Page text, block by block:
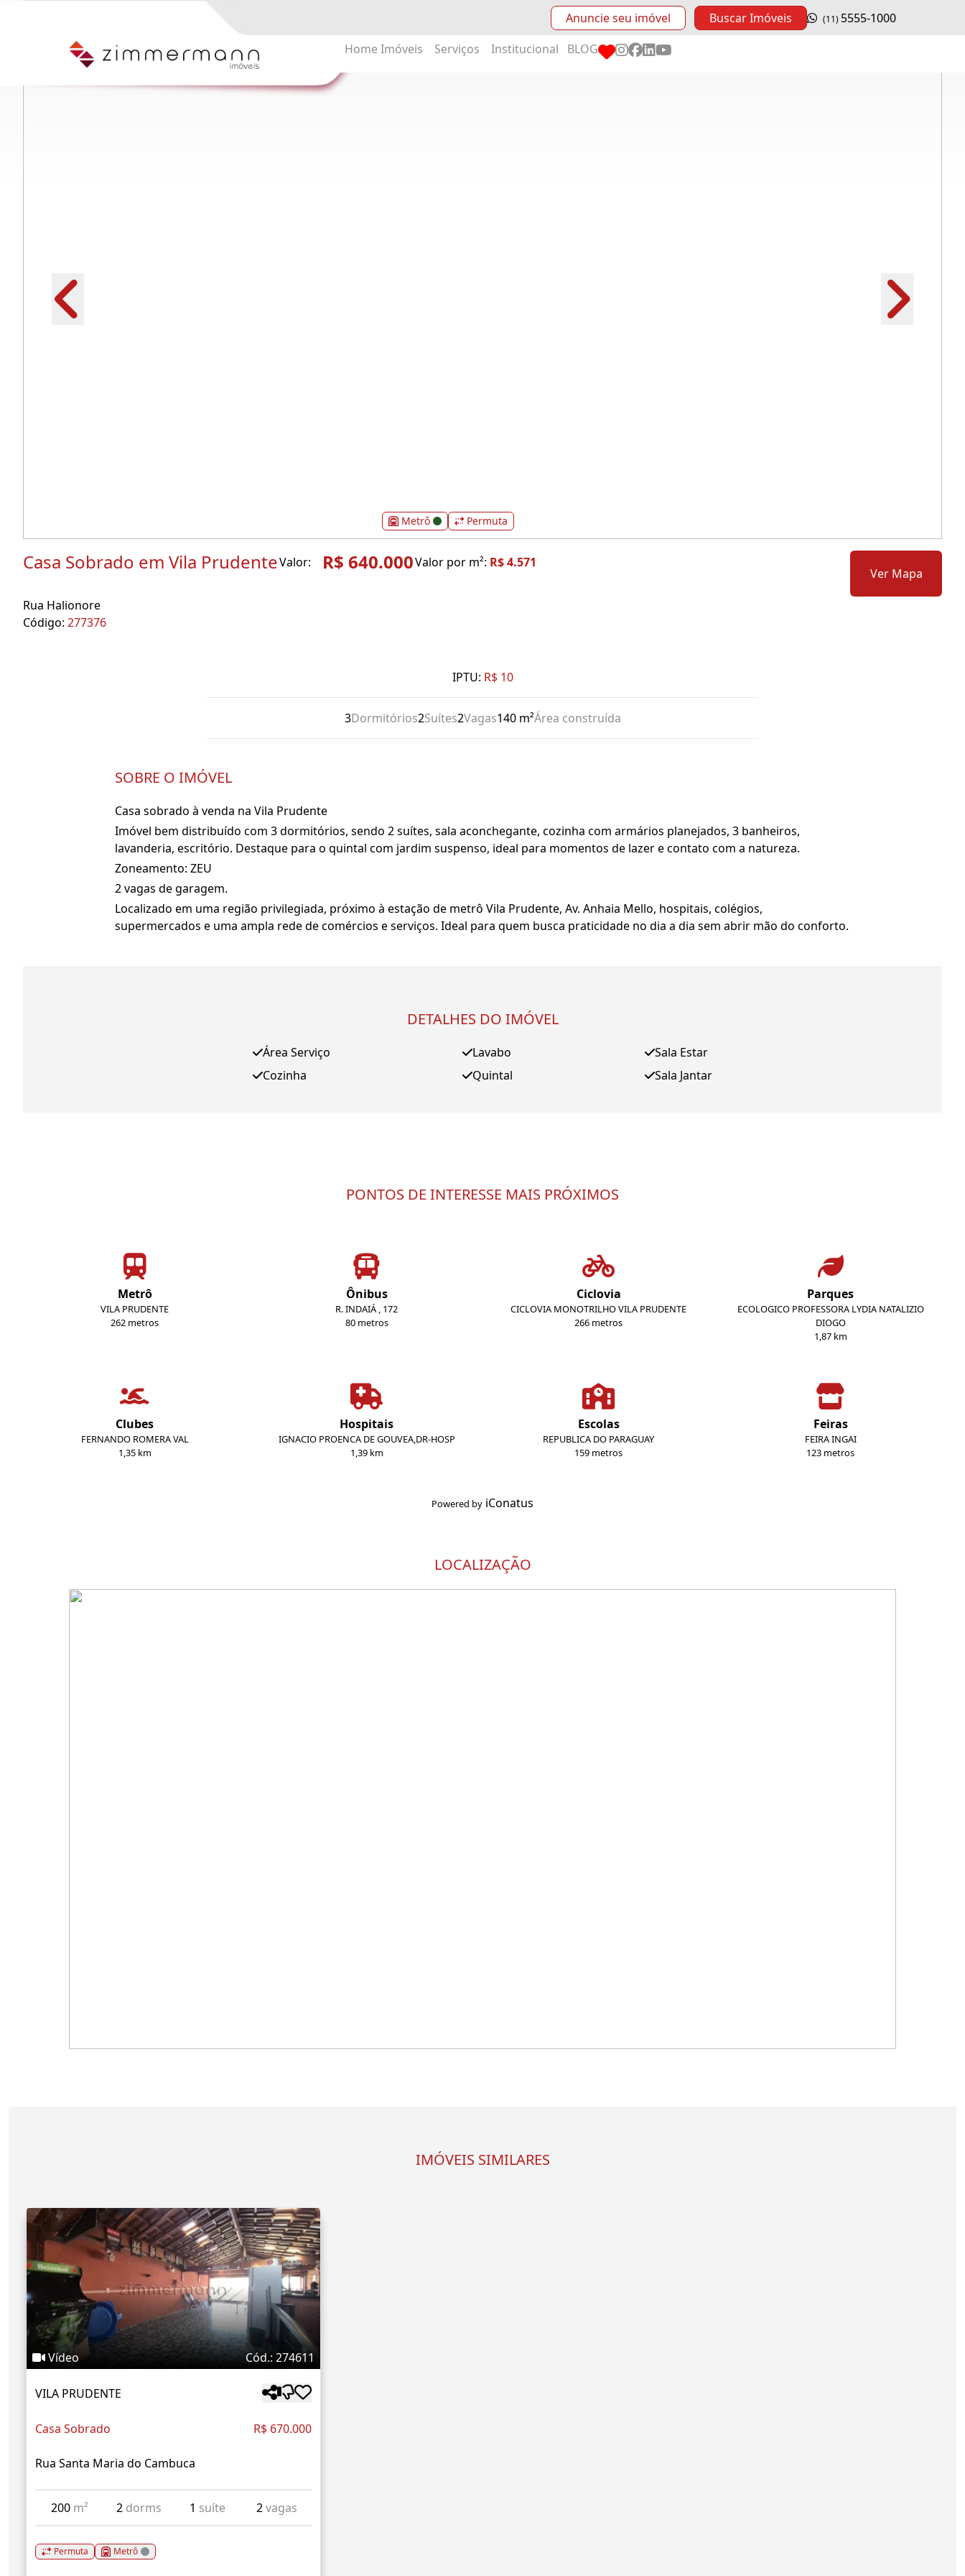
Anuncie seu imóvel Buscar Imóveis (11) 5555-1000
Home Imóveis Serviços Institucional BLOG
Metrô Permuta
Casa Sobrado em Vila PrudenteValor: R$ 640.000Valor por m²: R$ 4.571
Rua Halionore
Código: 277376
Ver Mapa
IPTU: R$ 10
3Dormitórios2Suítes2Vagas140 m²Área construída
SOBRE O IMÓVEL
Casa sobrado à venda na Vila Prudente
Imóvel bem distribuído com 3 dormitórios, sendo 2 suítes, sala aconchegante, cozinha com armários planejados, 3 banheiros,
lavanderia, escritório. Destaque para o quintal com jardim suspenso, ideal para momentos de lazer e contato com a natureza.
Zoneamento: ZEU
2 vagas de garagem.
Localizado em uma região privilegiada, próximo à estação de metrô Vila Prudente, Av. Anhaia Mello, hospitais, colégios,
supermercados e uma ampla rede de comércios e serviços. Ideal para quem busca praticidade no dia a dia sem abrir mão do conforto.
DETALHES DO IMÓVEL
Área Serviço
Cozinha
Lavabo
Quintal
Sala Estar
Sala Jantar
PONTOS DE INTERESSE MAIS PRÓXIMOS
Metrô
VILA PRUDENTE
262 metros
Ônibus
R. INDAIÁ , 172
80 metros
Ciclovia
CICLOVIA MONOTRILHO VILA PRUDENTE
266 metros
Parques
ECOLOGICO PROFESSORA LYDIA NATALIZIO
DIOGO
1,87 km
Clubes
FERNANDO ROMERA VAL
1,35 km
Hospitais
IGNACIO PROENCA DE GOUVEA,DR-HOSP
1,39 km
Escolas
REPUBLICA DO PARAGUAY
159 metros
Feiras
FEIRA INGAI
123 metros
Powered by iConatus
LOCALIZAÇÃO
IMÓVEIS SIMILARES
Vídeo Cód.: 274611
VILA PRUDENTE
Casa Sobrado R$ 670.000
Rua Santa Maria do Cambuca
200 m² 2 dorms 1 suíte 2vagas
Permuta Metrô